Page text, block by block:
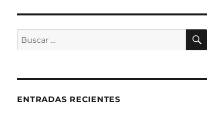
Buscar
por:
ENTRADAS RECIENTES